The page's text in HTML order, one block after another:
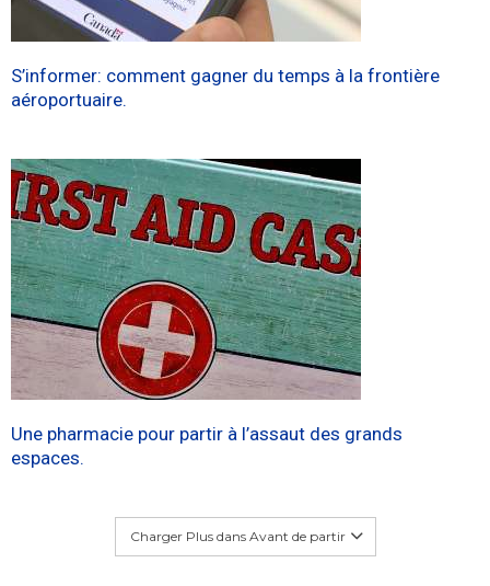
S’informer: comment gagner du temps à la frontière
aéroportuaire.
Une pharmacie pour partir à l’assaut des grands
espaces.
Charger Plus dans Avant de partir